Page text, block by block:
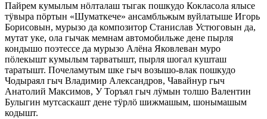
Пайрем кумылым нӧлталаш тыгак пошкудо Кокласола ялысе
тӱвыра пӧртын «Шуматкече» ансамбльжым вуйлатыше Игорь
Борисовын, мурызо да композитор Станислав Устюговын да,
мутат уке, ола гычак мемнам автомобильже дене пырля
кондышо поэтессе да мурызо Алёна Яковлеван муро
пӧлекышт кумылым тарватышт, пырля шогал кушташ
таратышт. Почеламутым шке гыч возышо-влак пошкудо
Чодыраял гыч Владимир Александров, Чавайнур гыч
Анатолий Максимов, У Торъял гыч лӱмын толшо Валентин
Булыгин мутсаскашт дене тӱрлӧ шижмашым, шонымашым
кодышт.